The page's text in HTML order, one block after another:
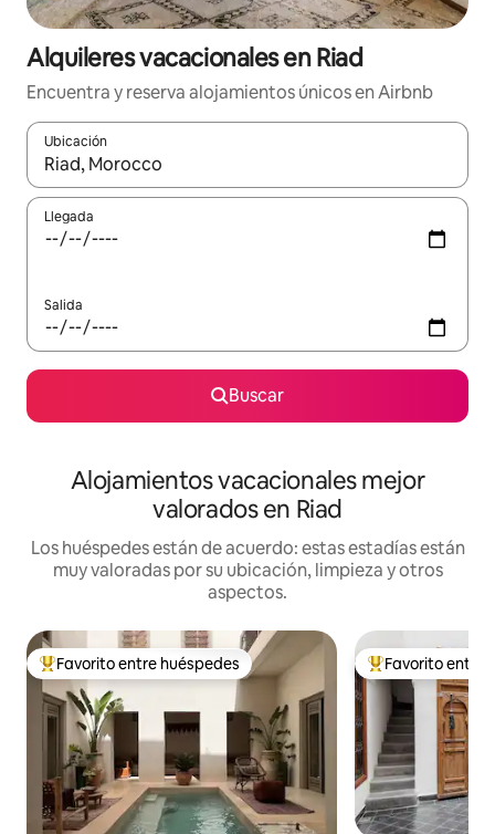
Alquileres vacacionales en Riad
Encuentra y reserva alojamientos únicos en Airbnb
Ubicación
Cuando los resultados estén disponibles, navega con las
Llegada
Salida
Buscar
Alojamientos vacacionales mejor
valorados en Riad
Los huéspedes están de acuerdo: estas estadías están
muy valoradas por su ubicación, limpieza y otros
aspectos.
Favorito entre huéspedes preferido
Favorito entre huéspedes Favorito entre
Favorito entre